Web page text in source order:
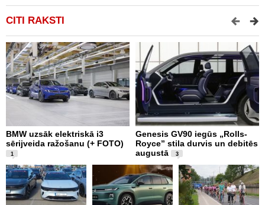
CITI RAKSTI
BMW uzsāk elektriskā i3
sērijveida ražošanu (+ FOTO)
1
Genesis GV90 iegūs „Rolls-
Royce” stila durvis un debitēs
augustā
3